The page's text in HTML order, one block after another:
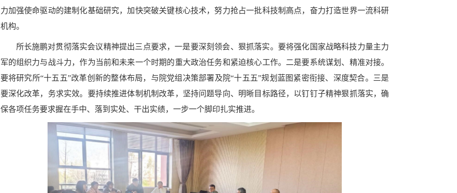
力加强使命驱动的建制化基础研究，加快突破关键核心技术，努力抢占一批科技制高点，奋力打造世界一流科研
机构。
所长施鹏对贯彻落实会议精神提出三点要求，一是要深刻领会、狠抓落实。要将强化国家战略科技力量主力
军的组织力与战斗力，作为当前和未来一个时期的重大政治任务和紧迫核心工作。二是要系统谋划、精准对接。
要将研究所“十五五”改革创新的整体布局，与院党组决策部署及院“十五五”规划蓝图紧密衔接、深度契合。三是
要深化改革，务求实效。要持续推进体制机制改革，坚持问题导向、明晰目标路径，以钉钉子精神狠抓落实，确
保各项任务要求握在手中、落到实处、干出实绩，一步一个脚印扎实推进。